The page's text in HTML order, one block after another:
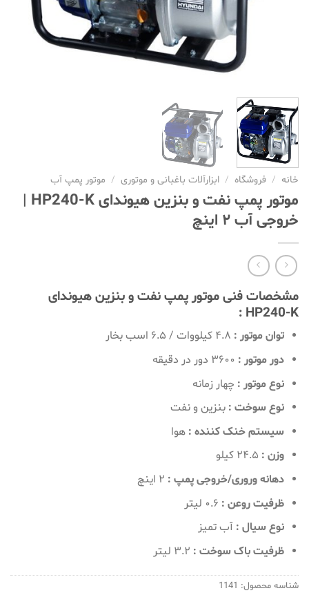
خانه / فروشگاه / ابزارآلات باغبانی و موتوری / موتور پمپ آب
موتور پمپ نفت و بنزین هیوندای HP240-K |
خروجی آب ۲ اینچ
مشخصات فنی موتور پمپ نفت و بنزین هیوندای
HP240-K :
توان موتور :
دور موتور : ۳۶۰۰ دور در دقیقه
نوع موتور : چهار زمانه
نوع سوخت : بنزین و نفت
سیستم خنک کننده : هوا
وزن :
دهانه وروری/خروجی پمپ : ۲ اینچ
ظرفیت روعن : ۰.۶ لیتر
نوع سیال : آب تمیز
ظرفیت باک سوخت :
شناسه محصول: 1141